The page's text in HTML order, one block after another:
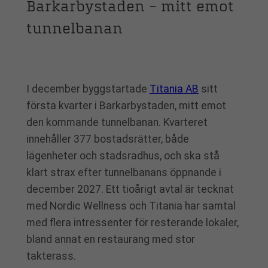
Barkarbystaden – mitt emot
tunnelbanan
I december byggstartade Titania AB sitt
första kvarter i Barkarbystaden, mitt emot
den kommande tunnelbanan. Kvarteret
innehåller 377 bostadsrätter, både
lägenheter och stadsradhus, och ska stå
klart strax efter tunnelbanans öppnande i
december 2027. Ett tioårigt avtal är tecknat
med Nordic Wellness och Titania har samtal
med flera intressenter för resterande lokaler,
bland annat en restaurang med stor
takterass.